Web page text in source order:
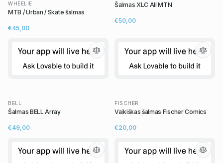
WHEELIE
MTB / Urban / Skate šalmas
€45,00
Šalmas XLC All MTN
€50,00
BELL
Šalmas BELL Array
€49,00
FISCHER
Vaikiškas šalmas Fischer Comics
€20,00